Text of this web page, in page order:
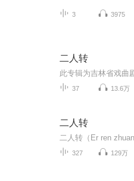
3 3975
二人转
37 13.6万
二人转
327 129万